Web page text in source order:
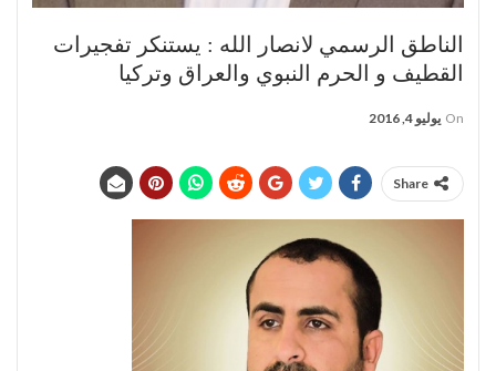
الناطق الرسمي لانصار الله : يستنكر تفجيرات
القطيف و الحرم النبوي والعراق وتركيا
On يوليو 4, 2016
Share